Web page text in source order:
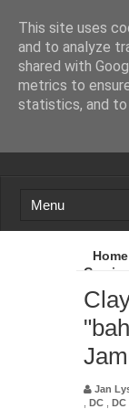
Home
Comics
Jan
DC DC
This site uses
and to analyze
shared with
metrics to
statistics, and to